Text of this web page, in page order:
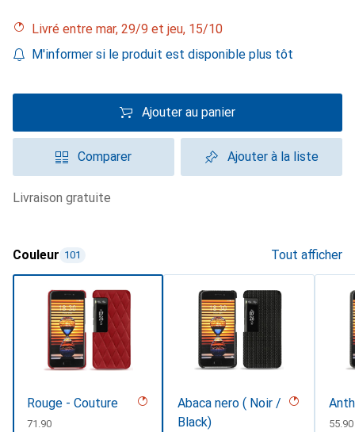
Livré entre mar, 29/9 et jeu, 15/10
M'informer si le produit est disponible plus tôt
Ajouter au panier
Comparer Ajouter à la liste
livraison gratuite
Couleur 101 Tout afficher
Rouge - Couture
CHF
71.90
Abaca nero ( Noir /
Black)
CHF
55.90